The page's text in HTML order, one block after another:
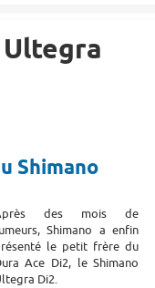
Shimano
des mois de
Shimano a enfin
le petit frère du
Ace Di2, le Shimano
Di2.